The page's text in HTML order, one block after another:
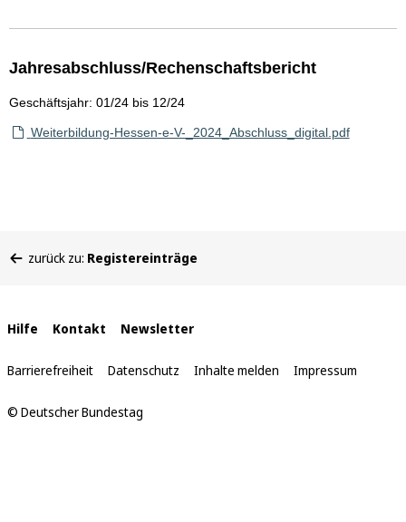
Jahresabschluss/Rechenschaftsbericht
Geschäftsjahr: 01/24 bis 12/24
Weiterbildung-Hessen-e-V-_2024_Abschluss_digital.pdf
befinden
zurück zu: Registereinträge
Interne
Links
Hilfe Kontakt Newsletter
Barrierefreiheit Datenschutz Inhalte melden Impressum
© Deutscher Bundestag